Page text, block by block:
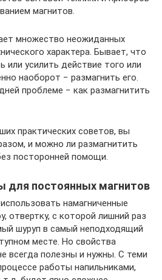
магнитов.
множество неожиданных
характера. Бывает, что
или усилить действие того или
наоборот − размагнить его.
проблеме − как размагнитить
практических советов, вы
и можно ли размагнитить
посторонней помощи.
для постоянных магнитов
намагниченные
отвертку, с которой лишний раз
шуруп в самый неподходящий
месте. Но свойства
всегда полезны и нужны. С теми
работы напильниками,